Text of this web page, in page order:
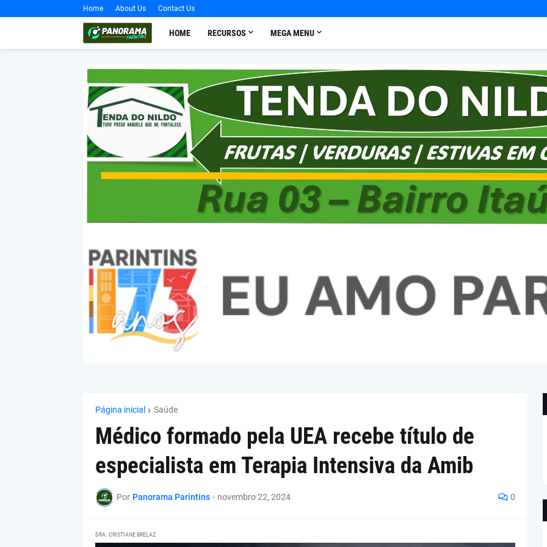
Home About Us Contact Us
HOME RECURSOS MEGA MENU
Página inicial Saúde
Médico formado pela UEA recebe título de
especialista em Terapia Intensiva da Amib
Por Panorama Parintins - novembro 22, 2024 0
DRA. CRISTIANE BRELAZ